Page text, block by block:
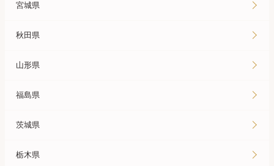
宮城県
秋田県
山形県
福島県
茨城県
栃木県